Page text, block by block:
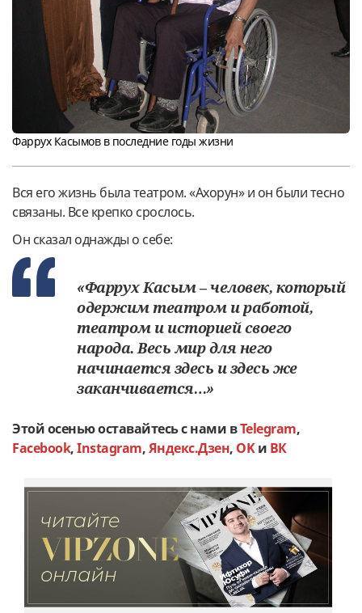
Фаррух Касымов в последние годы жизни
Вся его жизнь была театром. «Ахорун» и он были тесно
связаны. Все крепко срослось.
Он сказал однажды о себе:
«Фаррух Касым – человек, который
одержим театром и работой,
театром и историей своего
народа. Весь мир для него
начинается здесь и здесь же
заканчивается…»
Этой осенью оставайтесь с нами вTelegram,
Facebook,Instagram,Яндекс.Дзен, OKи ВК